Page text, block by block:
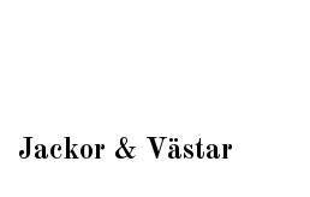
Jackor & Västar